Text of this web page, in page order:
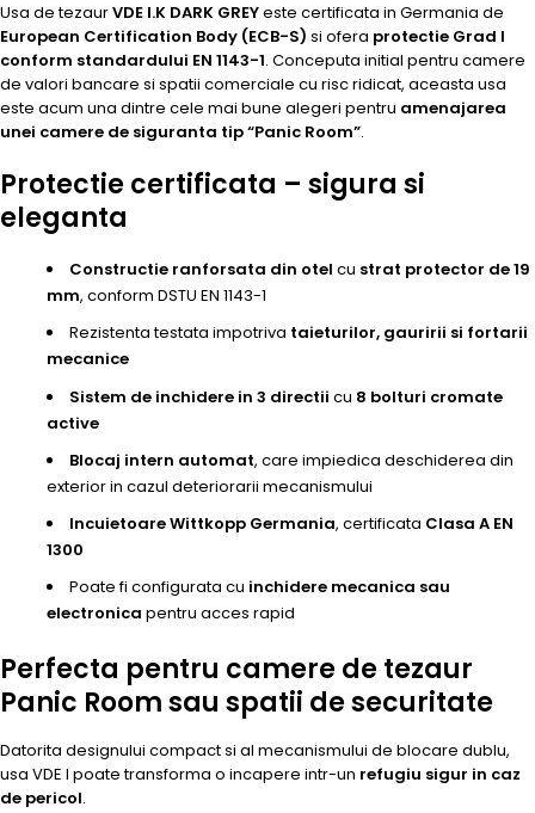
Usa de tezaurVDE I.K DARK GREYeste certificata in Germania de
European Certification Body (ECB-S) si ofera protectie Grad I
conform standardului EN 1143-1. Conceputa initial pentru camere
de valori bancare si spatii comerciale cu risc ridicat, aceasta usa
este acum una dintre cele mai bune alegeri pentru amenajarea
unei camere de siguranta tip “Panic Room”.
Protectie certificata – sigura si
eleganta
Constructie ranforsata din otel cu strat protector de 19
mm, conform DSTU EN 1143-1
Rezistenta testata impotriva taieturilor, gauririi si fortarii
mecanice
Sistem de inchidere in 3 directii cu 8 bolturi cromate
active
Blocaj intern automat, care impiedica deschiderea din
exterior in cazul deteriorarii mecanismului
Incuietoare Wittkopp Germania, certificata Clasa A EN
1300
Poate fi configurata cu inchidere mecanica sau
electronica pentru acces rapid
Perfecta pentru camere de tezaur
Panic Room sau spatii de securitate
Datorita designului compact si al mecanismului de blocare dublu,
usa VDE I poate transforma o incapere intr-un refugiu sigur in caz
de pericol.